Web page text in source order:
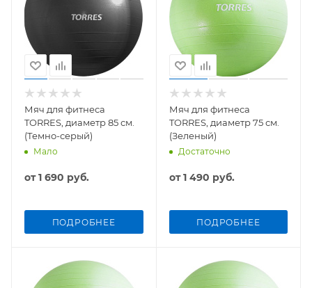
Мяч для фитнеса
TORRES, диаметр 85 см.
(Темно-серый)
Мало
от1 690 руб.
ПОДРОБНЕЕ
Мяч для фитнеса
TORRES, диаметр 75 см.
(Зеленый)
Достаточно
от1 490 руб.
ПОДРОБНЕЕ